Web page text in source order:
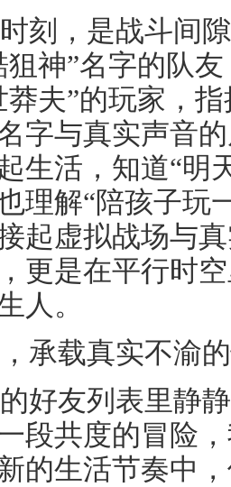
刻，是战斗间
狙神”名字的队
莽夫”的玩家，
字与真实声音
生活，知道“明
理解“陪孩子玩
起虚拟战场与
更是在平行时
人。
承载真实不渝
好友列表里静
段共度的冒险
的生活节奏中